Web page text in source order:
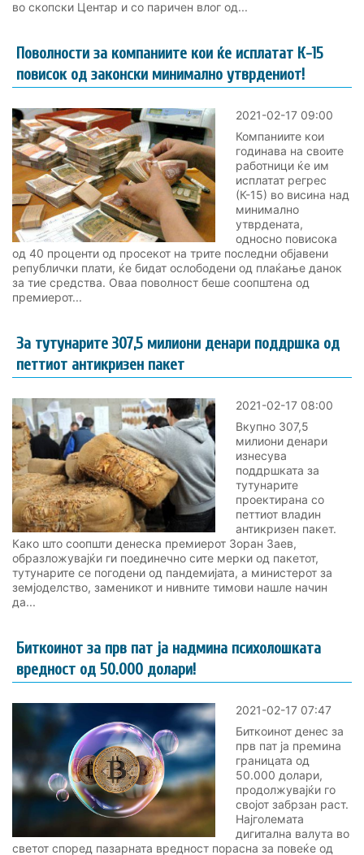
во скопски Центар и со паричен влог од...
Поволности за компаниите кои ќе исплатат К-15
повисок од законски минимално утврдениот!
2021-02-17 09:00
Компаниите кои
годинава на своите
работници ќе им
исплатат регрес
(К-15) во висина над
минимално
утврдената,
односно повисока
од 40 проценти од просекот на трите последни објавени
републички плати, ќе бидат ослободени од плаќање данок
за тие средства. Оваа поволност беше соопштена од
премиерот...
За тутунарите 307,5 милиони денари поддршка од
петтиот антикризен пакет
2021-02-17 08:00
Вкупно 307,5
милиони денари
изнесува
поддршката за
тутунарите
проектирана со
петтиот владин
антикризен пакет.
Како што соопшти денеска премиерот Зоран Заев,
образложувајќи ги поединечно сите мерки од пакетот,
тутунарите се погодени од пандемијата, а министерот за
земјоделство, заменикот и нивните тимови нашле начин
да...
Биткоинот за прв пат ја надмина психолошката
вредност од 50.000 долари!
2021-02-17 07:47
Биткоинот денес за
прв пат ја премина
границата од
50.000 долари,
продолжувајќи го
својот забрзан раст.
Најголемата
дигитална валута во
светот според пазарната вредност порасна за повеќе од